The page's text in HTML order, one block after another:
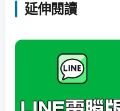
延伸閱讀